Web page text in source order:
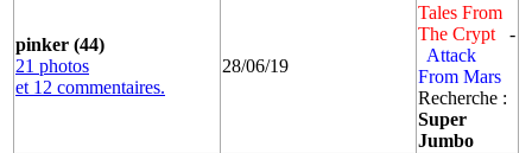
pinker (44)
21 photos
et 12 commentaires.
28/06/19
Tales From
The Crypt -
Attack
From Mars
Recherche :
Super
Jumbo